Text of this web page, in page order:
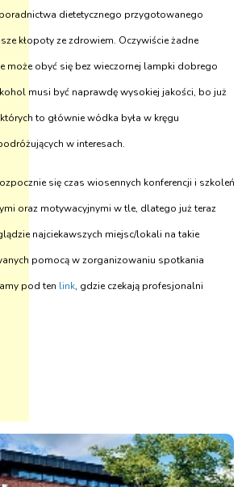
dietetycznego przygotowanego
kłopoty ze zdrowiem. Oczywiście żadne
może obyć się bez wieczornej lampki dobrego
musi być naprawdę wysokiej jakości, bo już
to głównie wódka była w kręgu
w interesach.
się czas wiosennych konferencji i szkoleń
oraz motywacyjnymi w tle, dlatego już teraz
najciekawszych miejsc/lokali na takie
pomocą w zorganizowaniu spotkania
pod ten link, gdzie czekają profesjonalni